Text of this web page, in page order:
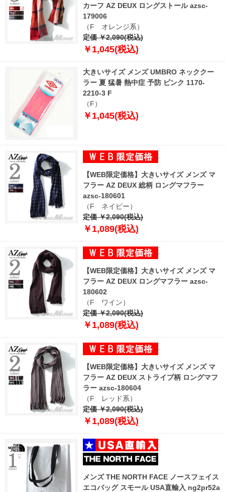
カーフ AZ DEUX ロングストール azsc-
179006
（F オレンジ系）
定価 ￥2,090(税込)
￥1,045(税込)
大きいサイズ メンズ UMBRO ネッククー
ラー 夏 猛暑 熱中症 予防 ピンク 1170-
2210-3 F
（F）
￥1,045(税込)
【WEB限定価格】大きいサイズ メンズ マ
フラー AZ DEUX 総柄 ロングマフラー
azsc-180601
（F ネイビー）
定価 ￥2,090(税込)
￥1,089(税込)
【WEB限定価格】大きいサイズ メンズ マ
フラー AZ DEUX ロングマフラー azsc-
180602
（F ワイン）
定価 ￥2,090(税込)
￥1,089(税込)
【WEB限定価格】大きいサイズ メンズ マ
フラー AZ DEUX ストライプ柄 ロングマフ
ラー azsc-180604
（F レッド系）
定価 ￥2,090(税込)
￥1,089(税込)
メンズ THE NORTH FACE ノースフェイス
エコバッグ スモール USA直輸入 ng2pr52a